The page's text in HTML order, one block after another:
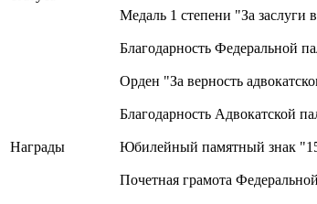
Награды
Медаль 1 степени "За заслуги
Благодарность Федеральной
Орден "За верность
Благодарность Адвокатской
Юбилейный памятный знак
Почетная грамота